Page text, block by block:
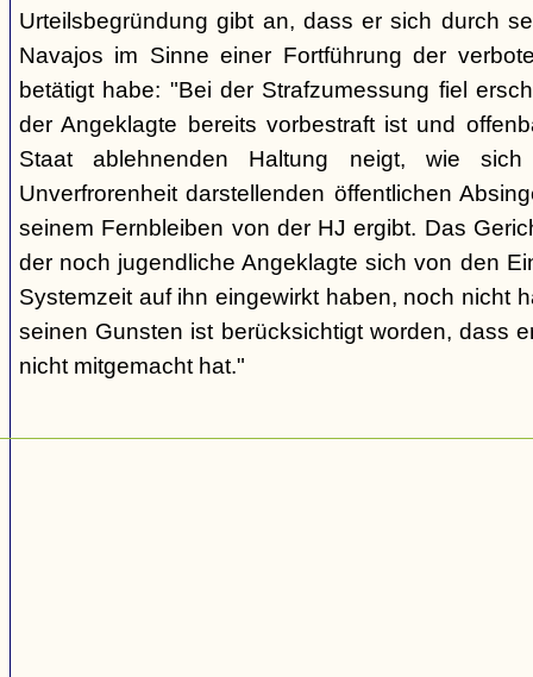
Urteilsbegründung gibt an, dass er sich durch
Navajos im Sinne einer Fortführung der
betätigt habe: "Bei der Strafzumessung fiel
der Angeklagte bereits vorbestraft ist und
Staat ablehnenden Haltung neigt, wie
Unverfrorenheit darstellenden öffentlichen
seinem Fernbleiben von der HJ ergibt. Das
der noch jugendliche Angeklagte sich von den
Systemzeit auf ihn eingewirkt haben, noch nicht
seinen Gunsten ist berücksichtigt worden, dass
nicht mitgemacht hat."